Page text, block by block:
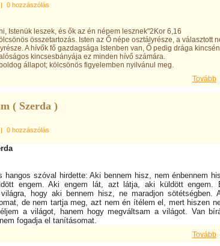
| 0 hozzászólás
Istenük leszek, és ők az én népem lesznek"2Kor 6,16
összetartozás. Isten az Ő népe osztályrésze, a választott
A hívők fő gazdagsága Istenben van, Ő pedig drága
kincsesbányája ez minden hívő számára.
állapot; kölcsönös figyelemben nyilvánul meg.
Tovább
( Szerda )
| 0 hozzászólás
hangos szóval hirdette: Aki bennem hisz, nem énbennem
engem. Aki engem lát, azt látja, aki küldött engem.
hogy aki bennem hisz, ne maradjon sötétségben.
de nem tartja meg, azt nem én ítélem el, mert hiszen
a világot, hanem hogy megváltsam a világot. Van
fogadja el tanításomat.
Tovább